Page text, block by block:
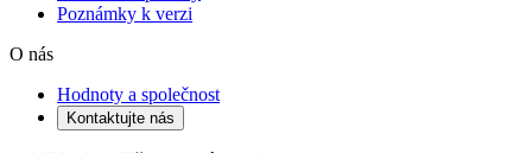
Poznámky k verzi
O nás
Hodnoty a společnost
Kontaktujte nás